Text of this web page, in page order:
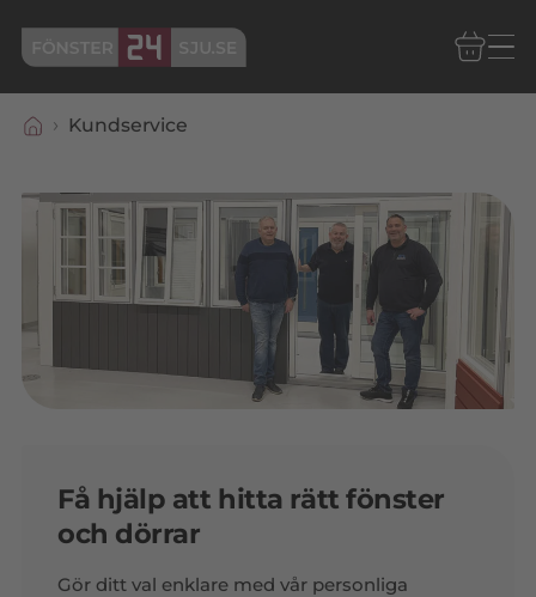
Kundservice
Få hjälp att hitta rätt fönster
och dörrar
Gör ditt val enklare med vår personliga